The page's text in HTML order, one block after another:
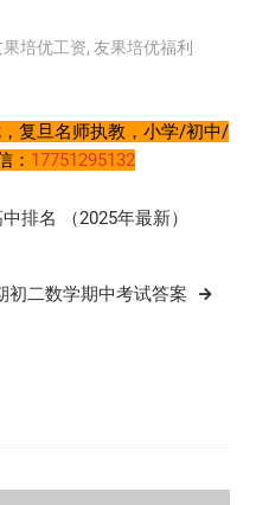
果培优工资, 友果培优福利
复旦名师执教，小学/初中/
： 17751295132
排名 （2025年最新）
初二数学期中考试答案